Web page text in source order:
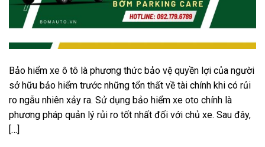
Bảo hiểm xe ô tô là phương thức bảo vệ quyền lợi của người
sở hữu bảo hiểm trước những tổn thất về tài chính khi có rủi
ro ngẫu nhiên xảy ra. Sử dụng bảo hiểm xe oto chính là
phương pháp quản lý rủi ro tốt nhất đối với chủ xe. Sau đây,
[…]